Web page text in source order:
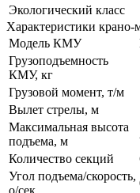
Экологический класс
Характеристики крано-
Модель КМУ
Грузоподъемность
КМУ, кг
Грузовой момент, т/м
Вылет стрелы, м
Максимальная высота
подъема, м
Количество секций
Угол подъема/скорость,
о/сек